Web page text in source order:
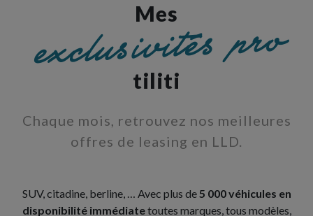
Mes
exclusivités pro
tiliti
Chaque mois, retrouvez nos meilleures
offres de leasing en LLD.
SUV, citadine, berline, … Avec plus de5 000 véhicules en
disponibilité immédiatetoutes marques, tous modèles,